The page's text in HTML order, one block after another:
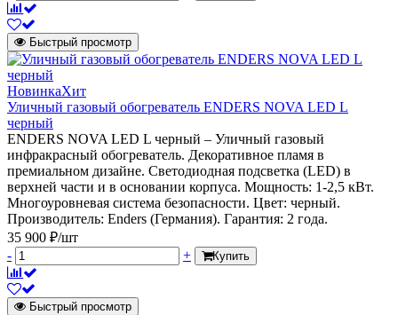
Быстрый просмотр
НовинкаХит
Уличный газовый обогреватель ENDERS NOVA LED L
черный
ENDERS NOVA LED L черный – Уличный газовый
инфракрасный обогреватель. Декоративное пламя в
премиальном дизайне. Светодиодная подсветка (LED) в
верхней части и в основании корпуса. Мощность: 1-2,5 кВт.
Многоуровневая система безопасности. Цвет: черный.
Производитель: Enders (Германия). Гарантия: 2 года.
35 900 ₽/шт
-
+ Купить
Быстрый просмотр